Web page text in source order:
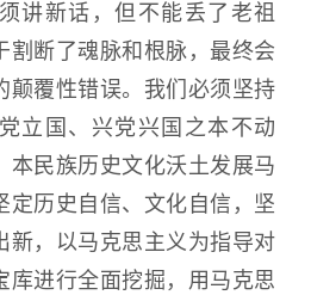
讲新话，但不能丢了老祖
割断了魂脉和根脉，最终会
颠覆性错误。我们必须坚持
立国、兴党兴国之本不动
本民族历史文化沃土发展马
定历史自信、文化自信，坚
新，以马克思主义为指导对
库进行全面挖掘，用马克思